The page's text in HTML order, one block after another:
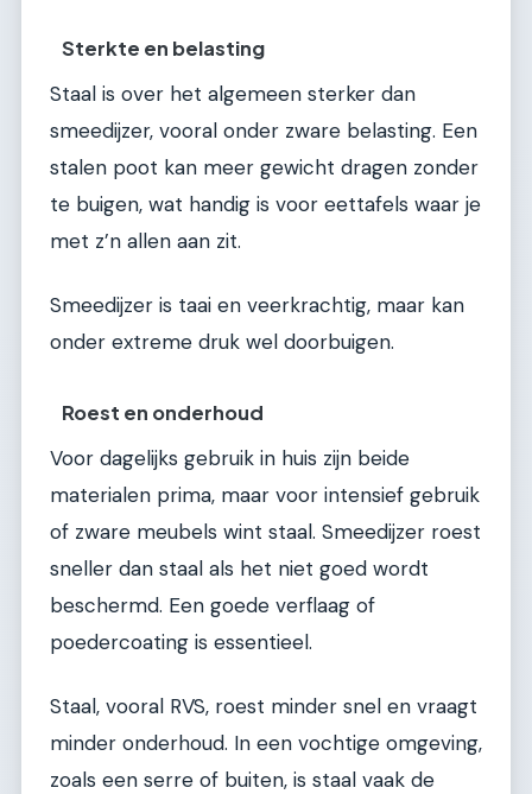
Sterkte en belasting
Staal is over het algemeen sterker dan
smeedijzer, vooral onder zware belasting. Een
stalen poot kan meer gewicht dragen zonder
te buigen, wat handig is voor eettafels waar je
met z’n allen aan zit.
Smeedijzer is taai en veerkrachtig, maar kan
onder extreme druk wel doorbuigen.
Roest en onderhoud
Voor dagelijks gebruik in huis zijn beide
materialen prima, maar voor intensief gebruik
of zware meubels wint staal. Smeedijzer roest
sneller dan staal als het niet goed wordt
beschermd. Een goede verflaag of
poedercoating is essentieel.
Staal, vooral RVS, roest minder snel en vraagt
minder onderhoud. In een vochtige omgeving,
zoals een serre of buiten, is staal vaak de